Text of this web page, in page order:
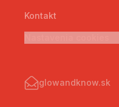
Kontakt
glowandknow.sk